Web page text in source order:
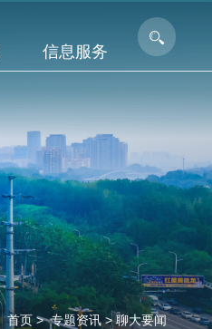
信息服务
首页 > 专题资讯 > 聊大要闻